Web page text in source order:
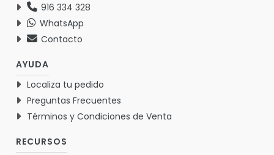
916 334 328
WhatsApp
Contacto
AYUDA
Localiza tu pedido
Preguntas Frecuentes
Términos y Condiciones de Venta
RECURSOS